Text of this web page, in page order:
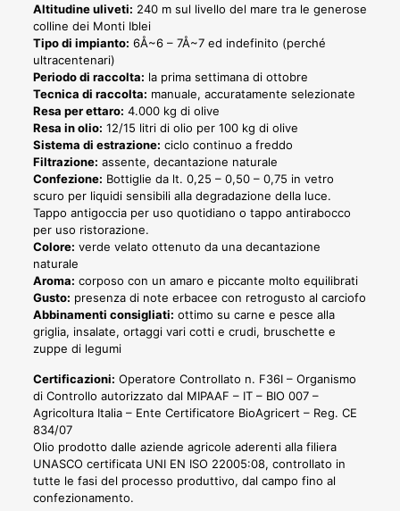
Altitudine uliveti: 240 m sul livello del mare tra le generose
colline dei Monti Iblei
Tipo di impianto: 6Å~6 – 7Å~7 ed indefinito (perché
ultracentenari)
Periodo di raccolta: la prima settimana di ottobre
Tecnica di raccolta: manuale, accuratamente selezionate
Resa per ettaro: 4.000 kg di olive
Resa in olio: 12/15 litri di olio per 100 kg di olive
Sistema di estrazione: ciclo continuo a freddo
Filtrazione: assente, decantazione naturale
Confezione: Bottiglie da lt. 0,25 – 0,50 – 0,75 in vetro
scuro per liquidi sensibili alla degradazione della luce.
Tappo antigoccia per uso quotidiano o tappo antirabocco
per uso ristorazione.
Colore: verde velato ottenuto da una decantazione
naturale
Aroma: corposo con un amaro e piccante molto equilibrati
Gusto: presenza di note erbacee con retrogusto al carciofo
Abbinamenti consigliati: ottimo su carne e pesce alla
griglia, insalate, ortaggi vari cotti e crudi, bruschette e
zuppe di legumi
Certificazioni: Operatore Controllato n. F36I – Organismo
di Controllo autorizzato dal MIPAAF – IT – BIO 007 –
Agricoltura Italia – Ente Certificatore BioAgricert – Reg. CE
834/07
Olio prodotto dalle aziende agricole aderenti alla filiera
UNASCO certificata UNI EN ISO 22005:08, controllato in
tutte le fasi del processo produttivo, dal campo fino al
confezionamento.